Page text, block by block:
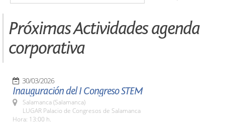
Próximas Actividades agenda
corporativa
30/03/2026
Inauguración del I Congreso STEM
Salamanca (Salamanca)
LUGAR Palacio de Congresos de Salamanca
Hora: 13:00 h.